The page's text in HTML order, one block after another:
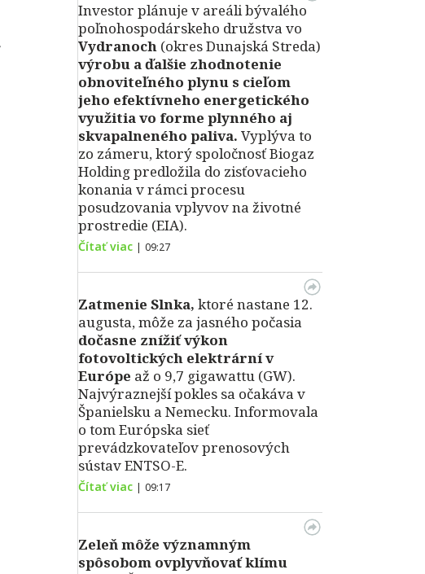
Investor plánuje v areáli bývalého
poľnohospodárskeho družstva vo
Vydranoch (okres Dunajská Streda)
výrobu a ďalšie zhodnotenie
obnoviteľného plynu s cieľom
jeho efektívneho energetického
využitia vo forme plynného aj
skvapalneného paliva. Vyplýva to
zo zámeru, ktorý spoločnosť Biogaz
Holding predložila do zisťovacieho
konania v rámci procesu
posudzovania vplyvov na životné
prostredie (EIA).
Čítať viac | 09:27
Zatmenie Slnka, ktoré nastane 12.
augusta, môže za jasného počasia
dočasne znížiť výkon
fotovoltických elektrární v
Európe až o 9,7 gigawattu (GW).
Najvýraznejší pokles sa očakáva v
Španielsku a Nemecku. Informovala
o tom Európska sieť
prevádzkovateľov prenosových
sústav ENTSO-E.
Čítať viac | 09:17
Zeleň môže významným
spôsobom ovplyvňovať klímu